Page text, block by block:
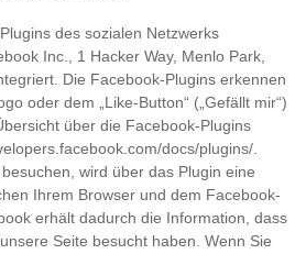
des sozialen Netzwerks
Inc., 1 Hacker Way, Menlo Park,
Die Facebook-Plugins erkennen
oder dem „Like-Button“ („Gefällt mir“)
über die Facebook-Plugins
docs/plugins/.
wird über das Plugin eine
Ihrem Browser und dem Facebook-
erhält dadurch die Information, dass
Seite besucht haben. Wenn Sie